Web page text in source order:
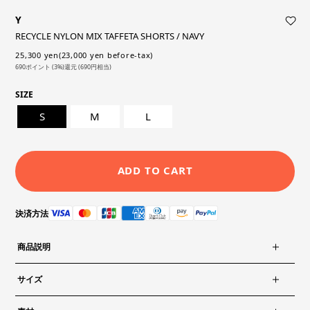
Y
RECYCLE NYLON MIX TAFFETA SHORTS / NAVY
25,300 yen(23,000 yen before-tax)
690ポイント (3%)還元 (690円相当)
SIZE
S M L
ADD TO CART
決済方法
商品説明
サイズ